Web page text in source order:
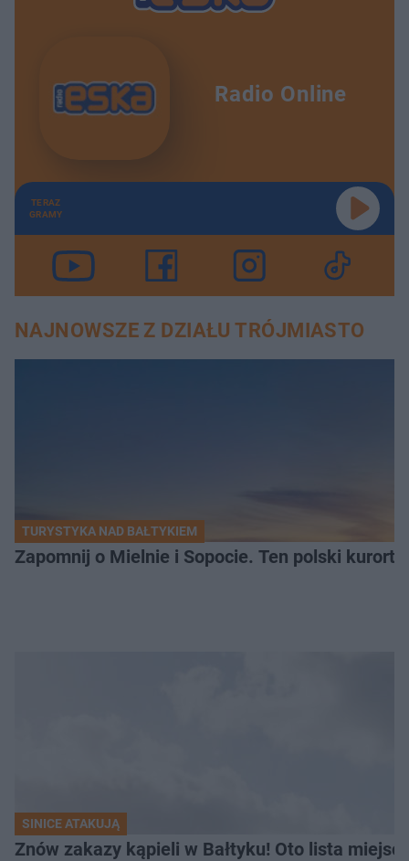
Radio Online
TERAZ
GRAMY
NAJNOWSZE Z DZIAŁU TRÓJMIASTO
TURYSTYKA NAD BAŁTYKIEM
Zapomnij o Mielnie i Sopocie. Ten polski kurort
SINICE ATAKUJĄ
Znów zakazy kąpieli w Bałtyku! Oto lista miejsc